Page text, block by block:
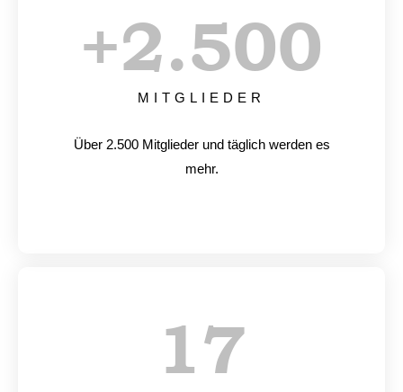
MITGLIEDER
+2.500
Über 2.500 Mitglieder und täglich werden es
mehr.
17